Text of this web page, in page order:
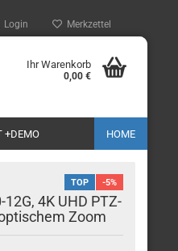
Login Merkzettel
Ihr Warenkorb
0,00 €
+DEMO HOME
TOP -5%
4K UHD PTZ-
Zoom